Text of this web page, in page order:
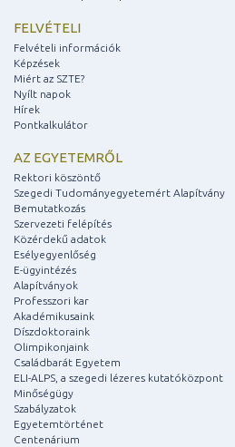
FELVÉTELI
Felvételi információk
Képzések
Miért az SZTE?
Nyílt napok
Hírek
Pontkalkulátor
AZ EGYETEMRŐL
Rektori köszöntő
Szegedi Tudományegyetemért Alapítvány
Bemutatkozás
Szervezeti felépítés
Közérdekű adatok
Esélyegyenlőség
E-ügyintézés
Alapítványok
Professzori kar
Akadémikusaink
Díszdoktoraink
Olimpikonjaink
Családbarát Egyetem
ELI-ALPS, a szegedi lézeres kutatóközpont
Minőségügy
Szabályzatok
Egyetemtörténet
Centenárium